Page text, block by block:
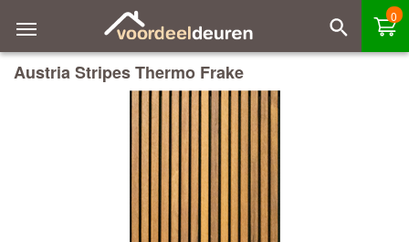
0
Austria Stripes Thermo Frake